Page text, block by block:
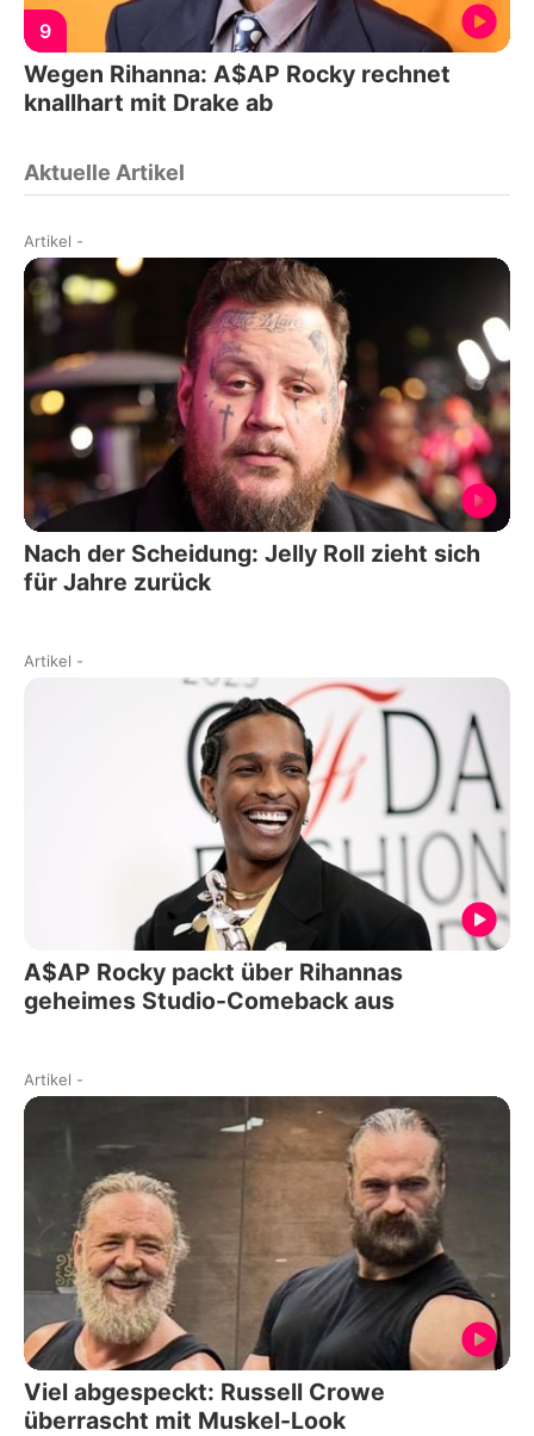
9
Wegen Rihanna: A$AP Rocky rechnet
knallhart mit Drake ab
Aktuelle Artikel
Artikel -
Nach der Scheidung: Jelly Roll zieht sich
für Jahre zurück
Artikel -
A$AP Rocky packt über Rihannas
geheimes Studio-Comeback aus
Artikel -
Viel abgespeckt: Russell Crowe
überrascht mit Muskel-Look